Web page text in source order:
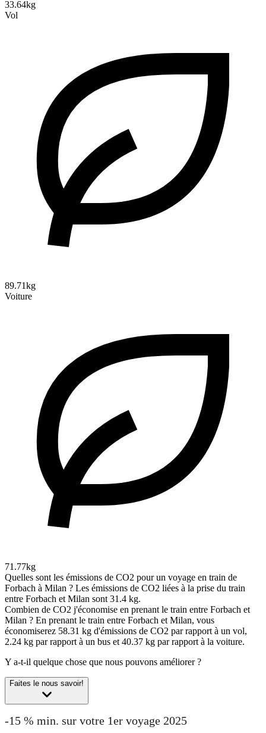
33.64kg
Vol
89.71kg
Voiture
71.77kg
Quelles sont les émissions de CO2 pour un voyage en train de
Forbach à Milan ? Les émissions de CO2 liées à la prise du train
entre Forbach et Milan sont 31.4 kg.
Combien de CO2 j'économise en prenant le train entre Forbach et
Milan ? En prenant le train entre Forbach et Milan, vous
économiserez 58.31 kg d'émissions de CO2 par rapport à un vol,
2.24 kg par rapport à un bus et 40.37 kg par rapport à la voiture.
Y a-t-il quelque chose que nous pouvons améliorer ?
Faites le nous savoir!
-15 % min. sur votre 1er voyage 2025